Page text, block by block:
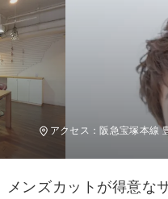
アクセス：阪急宝塚本線
メンズカットが得意な